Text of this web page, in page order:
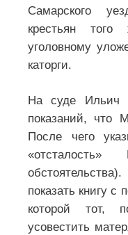
Самарского
крестьян
уголовному
каторги.
На суде Ильич
показаний, что
После чего
«отсталость»
показать книгу
которой тот,
усовестить